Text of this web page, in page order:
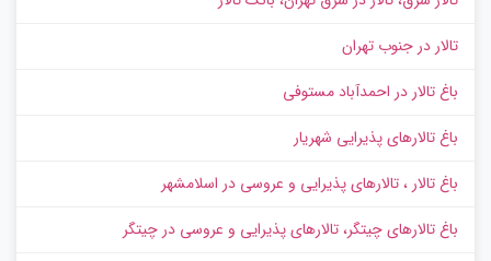
تالار در جنوب تهران
باغ تالار در احمدآباد مستوفی
باغ تالارهای پذیرایی شهریار
باغ تالار ، تالارهای پذیرایی و عروسی در اسلامشهر
باغ تالارهای چیتگر، تالارهای پذیرایی و عروسی در چیتگر